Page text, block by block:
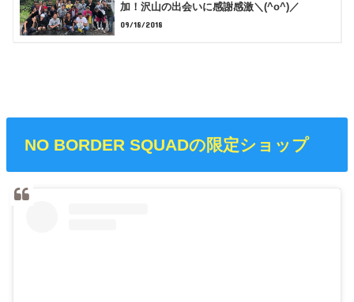
加！沢山の出会いに感謝感激＼(^o^)／
09/18/2018
NO BORDER SQUADの限定ショップ